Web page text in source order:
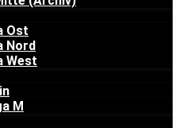
Ost
Nord
West
M